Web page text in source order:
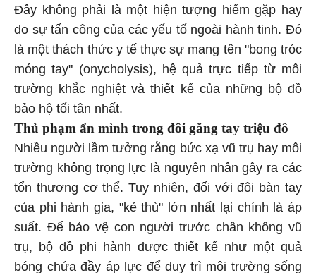
Đây không phải là một hiện tượng hiếm gặp hay
do sự tấn công của các yếu tố ngoài hành tinh. Đó
là một thách thức y tế thực sự mang tên "bong tróc
móng tay" (onycholysis), hệ quả trực tiếp từ môi
trường khắc nghiệt và thiết kế của những bộ đồ
bảo hộ tối tân nhất.
Thủ phạm ẩn mình trong đôi găng tay triệu đô
Nhiều người lầm tưởng rằng bức xạ vũ trụ hay môi
trường không trọng lực là nguyên nhân gây ra các
tổn thương cơ thể. Tuy nhiên, đối với đôi bàn tay
của phi hành gia, "kẻ thù" lớn nhất lại chính là áp
suất. Để bảo vệ con người trước chân không vũ
trụ, bộ đồ phi hành được thiết kế như một quả
bóng chứa đầy áp lực để duy trì môi trường sống